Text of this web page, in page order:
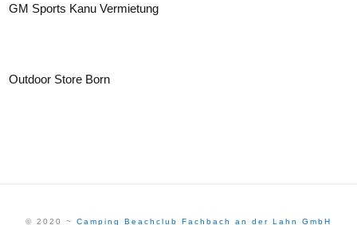
GM Sports Kanu Vermietung
Outdoor Store Born
© 2020 ~ Camping Beachclub Fachbach an der Lahn GmbH